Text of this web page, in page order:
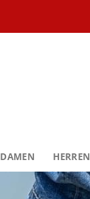
DAMEN HERREN